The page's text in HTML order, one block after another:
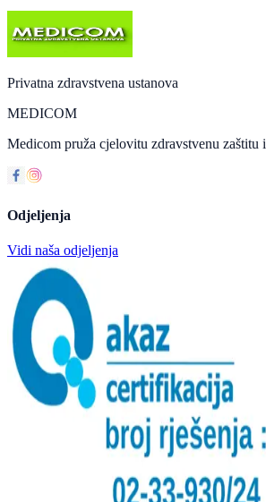
Privatna zdravstvena ustanova
MEDICOM
Medicom pruža cjelovitu zdravstvenu
Odjeljenja
Vidi naša odjeljenja